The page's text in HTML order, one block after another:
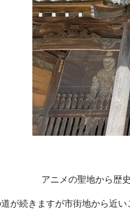
アニメの聖地から歴
が続きますが市街地から近